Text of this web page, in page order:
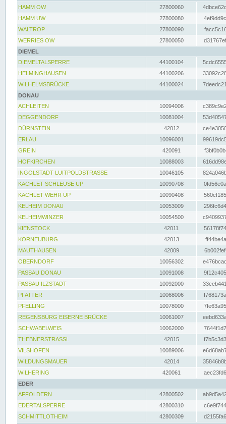
HAMM OW
27800060
HAMM UW
27800080
WALTROP
27800090
WERRIES OW
27800050
DIEMEL
DIEMELTALSPERRE
44100104
HELMINGHAUSEN
44100206
WILHELMSBRÜCKE
44100024
DONAU
ACHLEITEN
10094006
DEGGENDORF
10081004
DÜRNSTEIN
42012
ERLAU
10096001
GREIN
420091
HOFKIRCHEN
10088003
INGOLSTADT LUITPOLDSTRASSE
10046105
KACHLET SCHLEUSE UP
10090708
KACHLET WEHR UP
10090408
KELHEIM DONAU
10053009
KELHEIMWINZER
10054500
KIENSTOCK
42011
KORNEUBURG
42013
MAUTHAUSEN
42009
OBERNDORF
10056302
PASSAU DONAU
10091008
PASSAU ILZSTADT
10092000
PFATTER
10068006
PFELLING
10078000
REGENSBURG EISERNE BRÜCKE
10061007
SCHWABELWEIS
10062000
THEBNERSTRASSL
42015
VILSHOFEN
10089006
WILDUNGSMAUER
42014
WILHERING
420061
EDER
AFFOLDERN
42800502
EDERTALSPERRE
42800310
SCHMITTLOTHEIM
42800309